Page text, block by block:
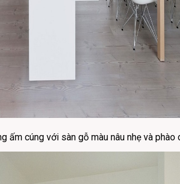
ấm cúng với sàn gỗ màu nâu nhẹ và phào